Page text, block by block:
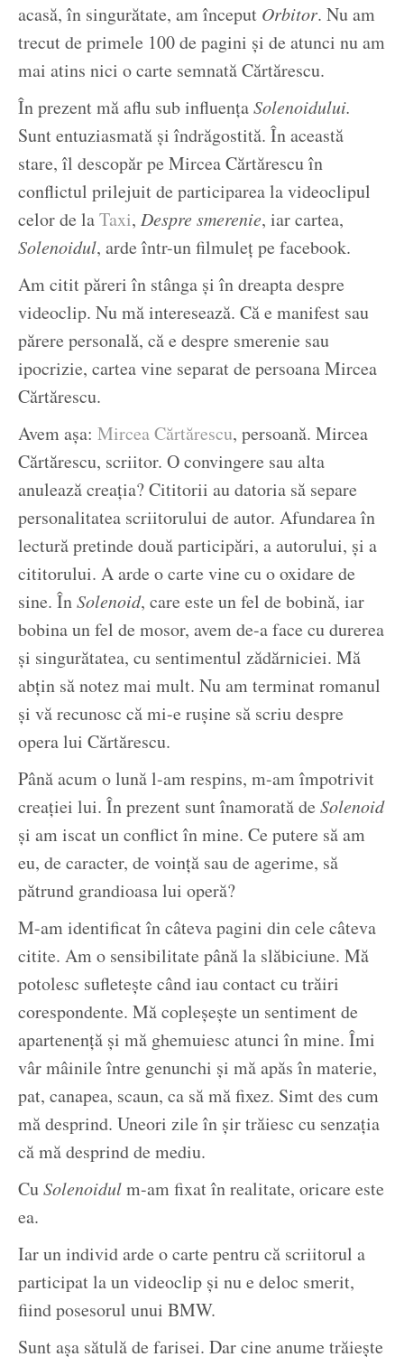
acasă, în singurătate, am început Orbitor. Nu am
trecut de primele 100 de pagini și de atunci nu am
mai atins nici o carte semnată Cărtărescu.
În prezent mă aflu sub influențaSolenoidului.
Sunt entuziasmată și îndrăgostită. În această
stare, îl descopăr pe Mircea Cărtărescu în
conflictul prilejuit de participarea la videoclipul
celor de laTaxi, Despre smerenie, iar cartea,
Solenoidul, arde într-un filmuleț pe facebook.
Am citit păreri în stânga și în dreapta despre
videoclip. Nu mă interesează. Că e manifest sau
părere personală, că e despre smerenie sau
ipocrizie, cartea vine separat de persoana Mircea
Cărtărescu.
Avem așa: Mircea Cărtărescu, persoană. Mircea
Cărtărescu, scriitor. O convingere sau alta
anulează creația? Cititorii au datoria să separe
personalitatea scriitorului de autor. Afundarea în
lectură pretinde două participări, a autorului, și a
cititorului. A arde o carte vine cu o oxidare de
sine. ÎnSolenoid, care este un fel de bobină, iar
bobina un fel de mosor, avem de-a face cu durerea
și singurătatea, cu sentimentul zădărniciei. Mă
abțin să notez mai mult. Nu am terminat romanul
și vă recunosc că mi-e rușine să scriu despre
opera lui Cărtărescu.
Până acum o lună l-am respins, m-am împotrivit
creației lui. În prezent sunt înamorată de Solenoid
și am iscat un conflict în mine. Ce putere să am
eu, de caracter, de voință sau de agerime, să
pătrund grandioasa lui operă?
M-am identificat în câteva pagini din cele câteva
citite. Am o sensibilitate până la slăbiciune. Mă
potolesc sufletește când iau contact cu trăiri
corespondente. Mă copleșește un sentiment de
apartenență și mă ghemuiesc atunci în mine. Îmi
vâr mâinile între genunchi și mă apăs în materie,
pat, canapea, scaun, ca să mă fixez. Simt des cum
mă desprind. Uneori zile în șir trăiesc cu senzația
că mă desprind de mediu.
CuSolenoidulm-am fixat în realitate, oricare este
ea.
Iar un individ arde o carte pentru că scriitorul a
participat la un videoclip și nu e deloc smerit,
fiind posesorul unui BMW.
Sunt așa sătulă de farisei. Dar cine anume trăiește